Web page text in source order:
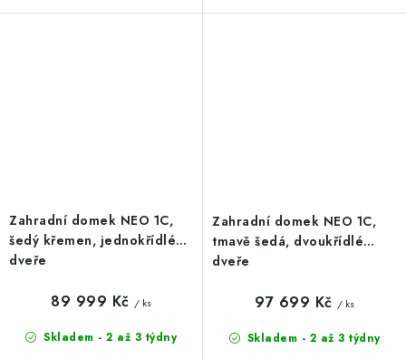
Zahradní domek NEO 1C,
šedý křemen, jednokřídlé
dveře
Skladem - 2 až 3 týdny
89 999 Kč / ks
Zahradní domek NEO 1C,
tmavě šedá, dvoukřídlé
dveře
Skladem - 2 až 3 týdny
97 699 Kč / ks